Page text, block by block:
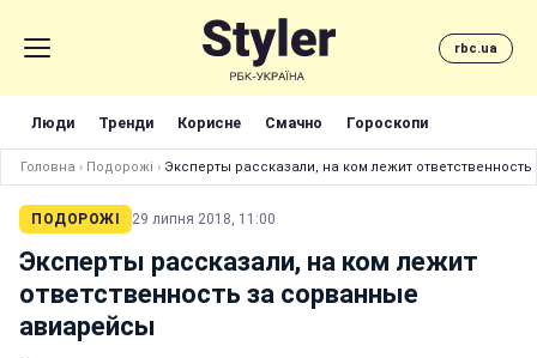
rbc.ua
Люди Тренди Корисне Смачно Гороскопи
Головна › Подорожі › Эксперты рассказали, на ком лежит
ПОДОРОЖІ 29 липня 2018, 11:00
Эксперты рассказали, на ком лежит
ответственность за сорванные
авиарейсы